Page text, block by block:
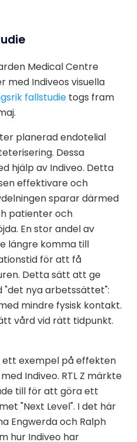
Medical Centre
med Indiveos visuella
fallstudie togs fram
planerad endotelial
Dessa
hjälp av Indiveo. Detta
effektivare och
sparar därmed
patienter och
En stor andel av
längre komma till
för att få
Detta sätt att ge
"det nya arbetssättet":
mindre fysisk kontakt.
vård vid rätt tidpunkt.
ett exempel på effekten
Indiveo. RTL Z märkte
till för att göra ett
"Next Level". I det här
Engwerda och Ralph
hur Indiveo har